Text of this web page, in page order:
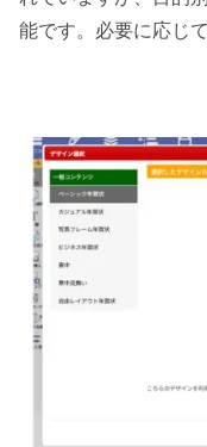
能です。必要に応じ